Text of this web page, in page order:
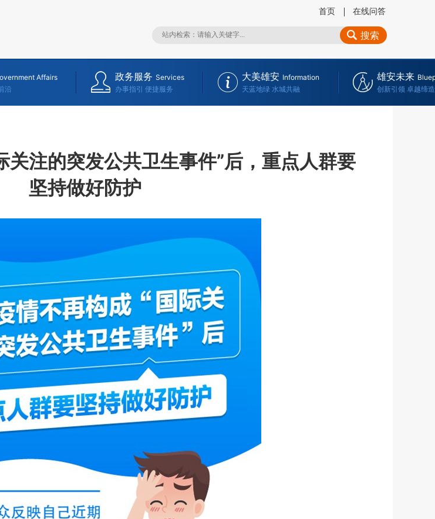
首页 在线问答
搜索
Affairs
沿
政务服务 Services
办事指引 便捷服务
大美雄安 Information
天蓝地绿 水城共融
雄安未来
创新引领 卓越缔造
关注的突发公共卫生事件”后，重点人群要
坚持做好防护